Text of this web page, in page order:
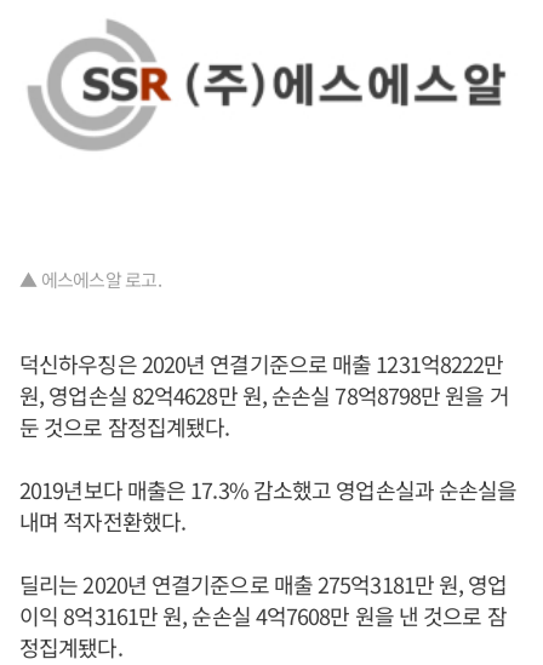
▲ 에스에스알 로고.
덕신하우징은 2020년 연결기준으로 매출 1231억8222만
원, 영업손실 82억4628만 원, 순손실 78억8798만 원을 거
둔 것으로 잠정집계됐다.
2019년보다 매출은 17.3% 감소했고 영업손실과 순손실을
내며 적자전환했다.
딜리는 2020년 연결기준으로 매출 275억3181만 원, 영업
이익 8억3161만 원, 순손실 4억7608만 원을 낸 것으로 잠
정집계됐다.